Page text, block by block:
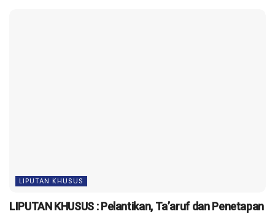
LIPUTAN KHUSUS
LIPUTAN KHUSUS : Pelantikan, Ta’aruf dan Penetapan